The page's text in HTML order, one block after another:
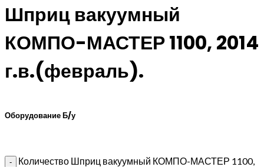
Шприц вакуумный
КОМПО-МАСТЕР 1100, 2014
г.в.(февраль).
Оборудование Б/у
Количество Шприц вакуумный КОМПО-МАСТЕР 1100,